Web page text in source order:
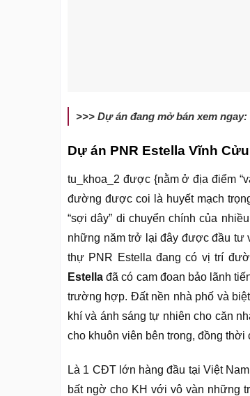
>>> Dự án đang mở bán xem ngay:
Dự án PNR Estella Vĩnh
tu_khoa_2 được {nằm ở địa điểm
đường được coi là huyết mạch
“sợi dây” di chuyển chính của
những năm trở lại đây được đầu tư
thự PNR Estella đang có vị trí
Estella đã có cam đoan bảo lãnh
trường hợp. Đất nền nhà phố và
khí và ánh sáng tự nhiên cho căn
cho khuôn viên bên trong, đồng
Là 1 CĐT lớn hàng đầu tại Việt
bất ngờ cho KH với vô vàn những